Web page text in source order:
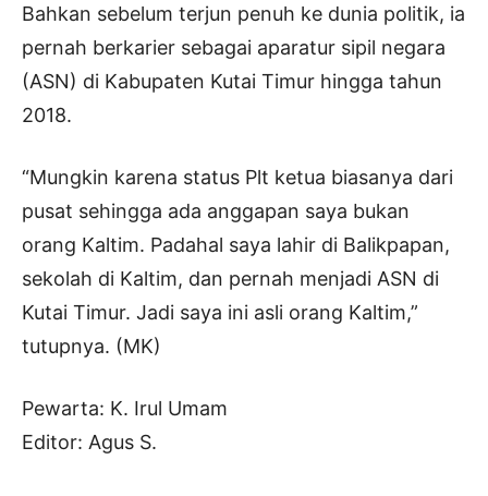
Bahkan sebelum terjun penuh ke dunia politik, ia
pernah berkarier sebagai aparatur sipil negara
(ASN) di Kabupaten Kutai Timur hingga tahun
2018.
“Mungkin karena status Plt ketua biasanya dari
pusat sehingga ada anggapan saya bukan
orang Kaltim. Padahal saya lahir di Balikpapan,
sekolah di Kaltim, dan pernah menjadi ASN di
Kutai Timur. Jadi saya ini asli orang Kaltim,”
tutupnya. (MK)
Pewarta: K. Irul Umam
Editor: Agus S.